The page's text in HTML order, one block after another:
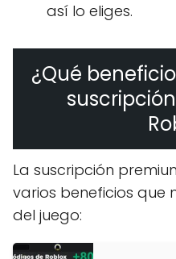
así lo eliges.
¿Qué
La suscripción
varios beneficios que
del juego: